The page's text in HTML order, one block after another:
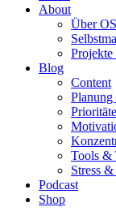
About
Über OS
Projekte
Blog
Content
Tools &
Stress
Podcast
Shop